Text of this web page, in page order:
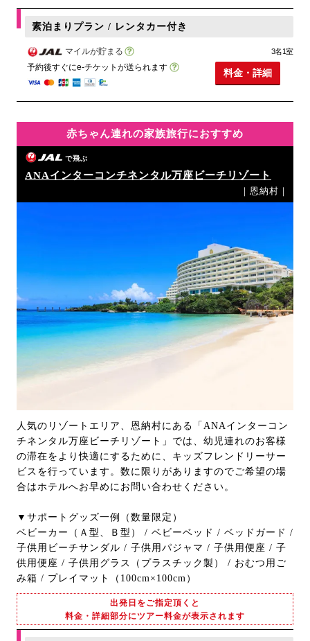
素泊まりプラン / レンタカー付き
マイルが貯まる
予約後すぐにe-チケットが送られます
3名1室
料金・詳細
赤ちゃん連れの家族旅行におすすめ
で飛ぶ
ANAインターコンチネンタル万座ビーチリゾート
｜恩納村｜
人気のリゾートエリア、恩納村にある「ANAインターコン
チネンタル万座ビーチリゾート」では、幼児連れのお客様
の滞在をより快適にするために、キッズフレンドリーサー
ビスを行っています。数に限りがありますのでご希望の場
合はホテルへお早めにお問い合わせください。
▼サポートグッズ一例（数量限定）
ベビーカー（Ａ型、Ｂ型） / ベビーベッド / ベッドガード /
子供用ビーチサンダル / 子供用パジャマ / 子供用便座 / 子
供用便座 / 子供用グラス（プラスチック製） / おむつ用ご
み箱 / プレイマット（100cm×100cm）
出発日をご指定頂くと
料金・詳細部分にツアー料金が表示されます